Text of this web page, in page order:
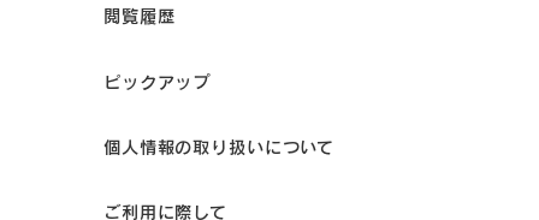
閲覧履歴
ピックアップ
個人情報の取り扱いについて
ご利用に際して